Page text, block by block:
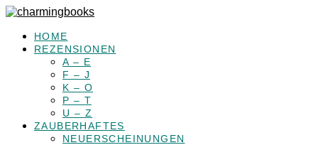
HOME
REZENSIONEN
A – E
F – J
K – O
P – T
U – Z
ZAUBERHAFTES
NEUERSCHEINUNGEN